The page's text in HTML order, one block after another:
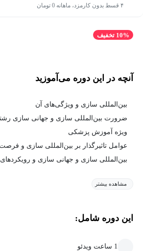
۴ قسط بدون کارمزد، ماهانه 0 تومان
10% تخفیف
آنچه در این دوره می‌آموزید
بین‌المللی سازی و ویژگی‌های آن
ضرورت بین‌المللی سازی و جهانی سازی
ویژه آموزش پزشکی
عوامل تاثیرگذار بر بین‌المللی سازی و
بین‌المللی سازی و جهانی سازی و
مشاهده بیشتر
این دوره شامل:
1 ساعت ویدئو